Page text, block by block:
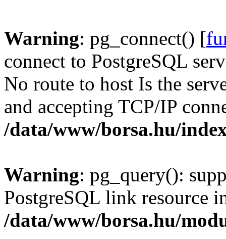
Warning: pg_connect() [
connect to PostgreSQL
No route to host Is the
and accepting TCP/IP
/data/www/borsa.hu/
Warning: pg_query():
PostgreSQL link resource
/data/www/borsa.hu/